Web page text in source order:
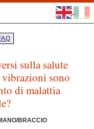
sulla salute
vibrazioni sono
di malattia
BRACCIO